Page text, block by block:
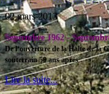
02 mars 2013
Septembre 1962 -
De l‘ouverture de la Halte de la
souterrain 50 ans après
Lire la suite...